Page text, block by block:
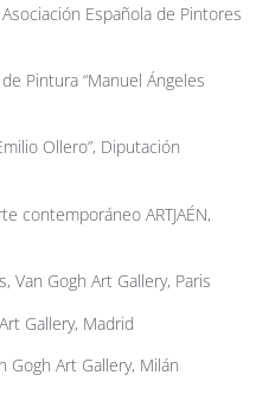
Española de Pintores
Pintura “Manuel Ángeles
Ollero”, Diputación
contemporáneo ARTJAÉN,
Van Gogh Art Gallery, Paris
Gallery, Madrid
Gogh Art Gallery, Milán